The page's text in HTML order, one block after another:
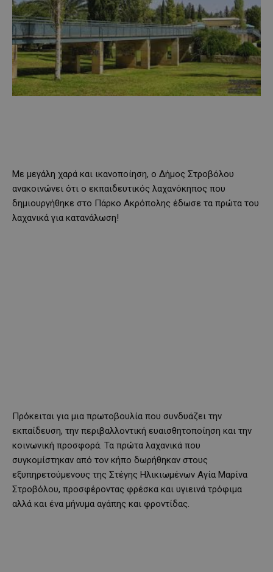
Με μεγάλη χαρά και ικανοποίηση, ο Δήμος Στροβόλου
ανακοινώνει ότι ο εκπαιδευτικός λαχανόκηπος που
δημιουργήθηκε στο Πάρκο Ακρόπολης έδωσε τα πρώτα του
λαχανικά για κατανάλωση!
Πρόκειται για μια πρωτοβουλία που συνδυάζει την
εκπαίδευση, την περιβαλλοντική ευαισθητοποίηση και την
κοινωνική προσφορά. Τα πρώτα λαχανικά που
συγκομίστηκαν από τον κήπο δωρήθηκαν στους
εξυπηρετούμενους της Στέγης Ηλικιωμένων Αγία Μαρίνα
Στροβόλου, προσφέροντας φρέσκα και υγιεινά τρόφιμα
αλλά και ένα μήνυμα αγάπης και φροντίδας.